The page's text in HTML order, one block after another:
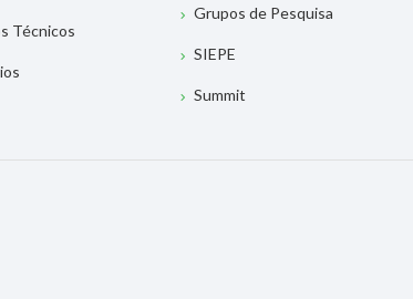
Técnicos
Grupos de Pesquisa
SIEPE
Summit